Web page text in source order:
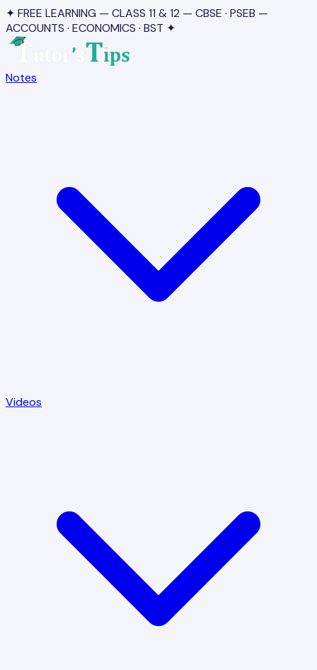
✦ FREE LEARNING — CLASS 11 & 12 — CBSE · PSEB —
ACCOUNTS · ECONOMICS · BST ✦
Notes
Videos